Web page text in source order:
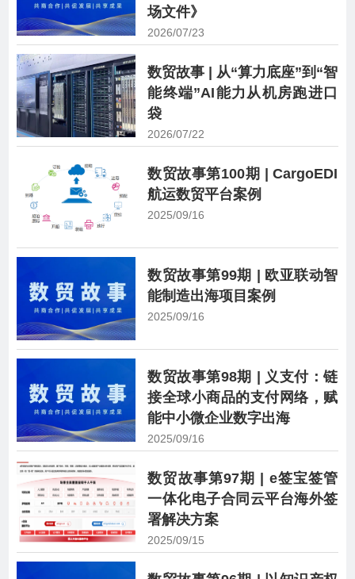
场文件》
2026/07/23
数贸故事 | 从“算力底座”到“智
能终端”AI能力从机房跑进口
袋
2026/07/22
数贸故事第100期 | CargoEDI
航运数贸平台案例
2025/09/16
数贸故事第99期 | 欧亚联动智
能制造出海项目案例
2025/09/16
数贸故事第98期 | 义支付：链
接全球小商品的支付网络，赋
能中小微企业数字出海
2025/09/16
数贸故事第97期 | e签宝签管
一体化电子合同云平台海外签
署解决方案
2025/09/15